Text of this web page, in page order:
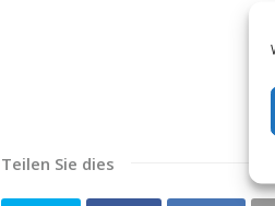
Teilen Sie dies